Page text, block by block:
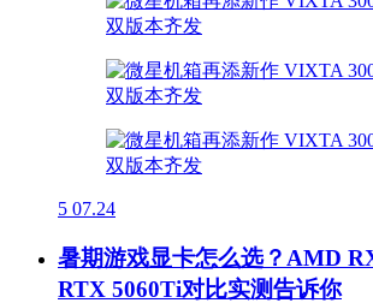
5 07.24
暑期游戏显卡怎么选？AMD
RTX 5060Ti对比实测告诉你